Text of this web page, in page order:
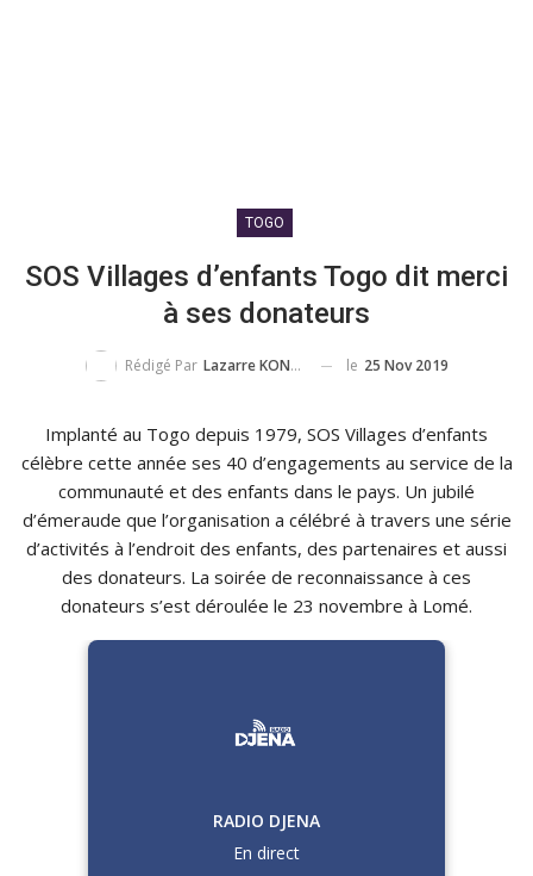
TOGO
SOS Villages d’enfants Togo dit merci
à ses donateurs
Rédigé Par Lazarre KONDO TOKPOVI le 25 Nov 2019
Implanté au Togo depuis 1979, SOS Villages d’enfants
célèbre cette année ses 40 d’engagements au service de la
communauté et des enfants dans le pays. Un jubilé
d’émeraude que l’organisation a célébré à travers une série
d’activités à l’endroit des enfants, des partenaires et aussi
des donateurs. La soirée de reconnaissance à ces
donateurs s’est déroulée le 23 novembre à Lomé.
RADIO DJENA
En direct